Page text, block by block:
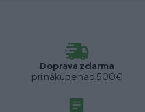
Doprava zdarma
pri nákupe nad 500€